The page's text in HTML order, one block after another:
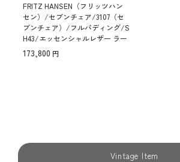
FRITZ HANSEN（フリッツハン
セン）/セブンチェア/3107（セ
ブンチェア）/フルパディング/S
H43/エッセンシャルレザー ラー
バ/ブラウンブロンズ粉体塗装
【納期】ご注文後確認
173,800
Vintage Item